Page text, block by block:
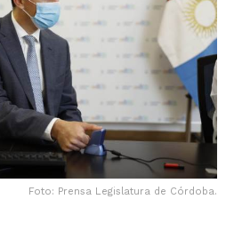
Foto: Prensa Legislatura de Córdoba.